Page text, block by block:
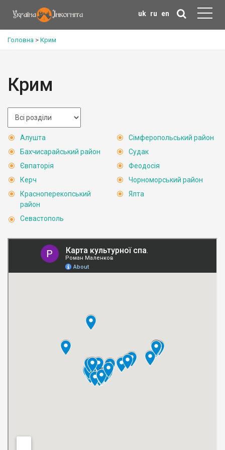
uk ru en
Головна > Крим
Крим
Алушта
Бахчисарайський район
Євпаторія
Керч
Красноперекопський
район
Севастополь
Сімферопольський район
Судак
Феодосія
Чорноморський район
Ялта